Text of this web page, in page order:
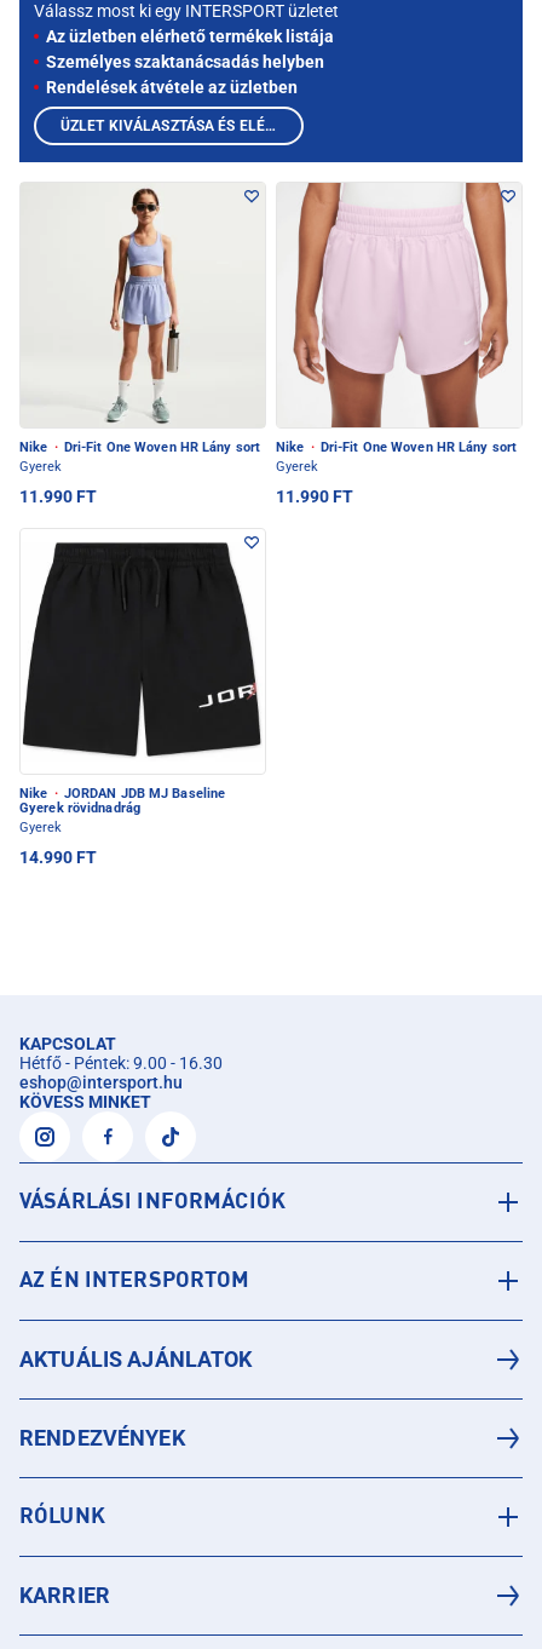
Nike · Dri-Fit One Woven HR Lány sort
Gyerek
11.990 FT
Nike · Dri-Fit One Woven HR Lány sort
Gyerek
11.990 FT
Nike · JORDAN JDB MJ Baseline
Gyerek rövidnadrág
Gyerek
14.990 FT
Válassz most ki egy INTERSPORT üzletet
Az üzletben elérhető termékek listája
Személyes szaktanácsadás helyben
Rendelések átvétele az üzletben
ÜZLET KIVÁLASZTÁSA ÉS ELÉRHETŐ TERMÉKEK MEGTEKINTÉSE
KAPCSOLAT
Hétfő - Péntek: 9.00 - 16.30
eshop@intersport.hu
KÖVESS MINKET
VÁSÁRLÁSI INFORMÁCIÓK
AZ ÉN INTERSPORTOM
AKTUÁLIS AJÁNLATOK
RENDEZVÉNYEK
RÓLUNK
KARRIER